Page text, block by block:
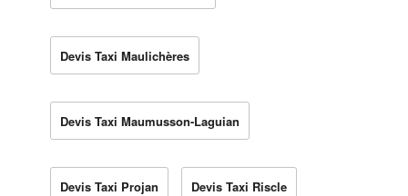
Devis Taxi Maulichères
Devis Taxi Maumusson-Laguian
Devis Taxi Projan Devis Taxi Riscle